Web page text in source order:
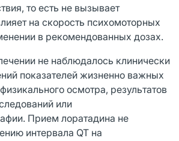
то есть не вызывает
на скорость психомоторных
в рекомендованных дозах.
не наблюдалось клинически
показателей жизненно важных
осмотра, результатов
или
Прием лоратадина не
интервала QT на